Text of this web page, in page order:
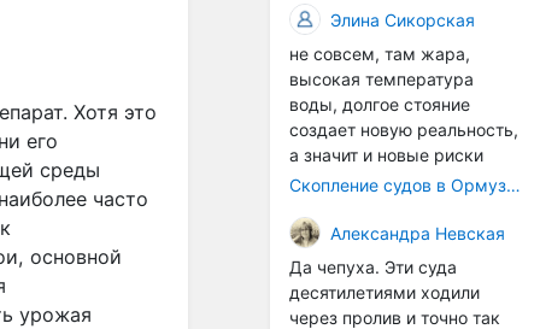
Хотя это
его
среды
часто
основной
урожая
Элина Сикорская
не совсем, там жара,
высокая температура
воды, долгое стояние
создает новую реальность,
а значит и новые риски
Скопление судов в Ормузском проливе грозит катастрофическим распространением инвазивных видов
Александра Невская
Да чепуха. Эти суда
десятилетиями ходили
через пролив и точно так